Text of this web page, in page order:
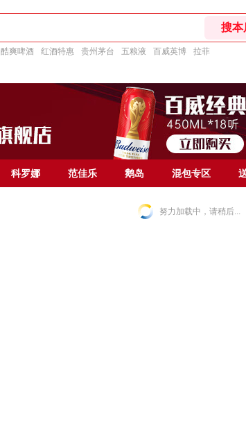
酷爽啤酒 红酒特惠 贵州茅台 五粮液 百威英博 拉菲
科罗娜 范佳乐 鹅岛 混包专区
努力加载中，请稍后...